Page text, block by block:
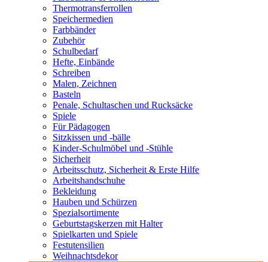
Thermotransferrollen
Speichermedien
Farbbänder
Zubehör
Schulbedarf
Hefte, Einbände
Schreiben
Malen, Zeichnen
Basteln
Penale, Schultaschen und Rucksäcke
Spiele
Für Pädagogen
Sitzkissen und -bälle
Kinder-Schulmöbel und -Stühle
Sicherheit
Arbeitsschutz, Sicherheit & Erste Hilfe
Arbeitshandschuhe
Bekleidung
Hauben und Schürzen
Spezialsortimente
Geburtstagskerzen mit Halter
Spielkarten und Spiele
Festutensilien
Weihnachtsdekor